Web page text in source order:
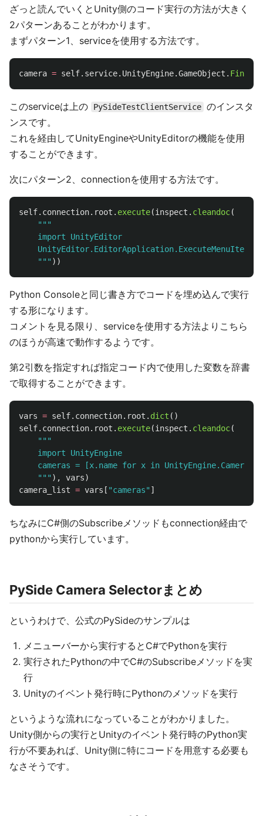
ざっと読んでいくとUnity側のコード実行の方法が大きく
2パターンあることがわかります。
まずパターン1、serviceを使用する方法です。
camera = self. service. UnityEngine.GameObject . Find
このserviceは上の PySideTestClientService のインスタ
ンスです。
これを経由してUnityEngineやUnityEditorの機能を使用
することができます。
次にパターン2、connectionを使用する方法です。
self. connection. root . execute(inspect . cleandoc(
"""
    import UnityEditor
    UnityEditor.EditorApplication.ExecuteMenuItem(
""" ))
Python Consoleと同じ書き方でコードを埋め込んで実行
する形になります。
コメントを見る限り、serviceを使用する方法よりこちら
のほうが高速で動作するようです。
第2引数を指定すれば指定コード内で使用した変数を辞書
で取得することができます。
vars = self. connection. root . dict ()
self. connection. root . execute(inspect . cleandoc(
"""
    import UnityEngine
cameras = [x.name for x in
""" ), vars)
camera_list = vars [ "cameras" ]
ちなみにC#側のSubscribeメソッドもconnection経由で
pythonから実行しています。
PySide Camera Selectorまとめ
というわけで、公式のPySideのサンプルは
メニューバーから実行するとC#でPythonを実行
実行されたPythonの中でC#のSubscribeメソッドを実
行
Unityのイベント発行時にPythonのメソッドを実行
というような流れになっていることがわかりました。
Unity側からの実行とUnityのイベント発行時のPython実
行が不要あれば、Unity側に特にコードを用意する必要も
なさそうです。